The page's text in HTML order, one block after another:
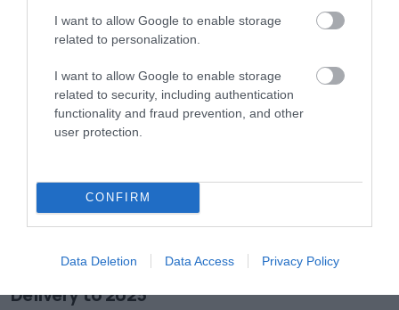
I want to allow Google to enable storage
related to personalization.
I want to allow Google to enable storage
related to security, including authentication
functionality and fraud prevention, and other
user protection.
CONFIRM
Data Deletion Data Access Privacy Policy
Efood: Άλμα 74,7% στον τζίρο της Go
Delivery το 2025